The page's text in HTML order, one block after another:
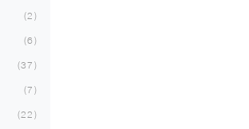
2
6
37
7
22